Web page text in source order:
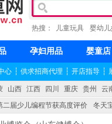
热搜： 儿童玩具 婴幼
孕妇用品 婴童店
心 ┆ 供求招商代理 ┆ 开店指导 ┆
山西 江西 四川 重庆 贵州
云
届少儿编程节获高度评价
冬天
母婴产品比较特殊。”
妇幼广场